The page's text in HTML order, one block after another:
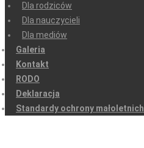
Dla rodziców
Dla nauczycieli
Dla mediów
Galeria
Kontakt
RODO
Deklaracja
Standardy ochrony małoletnich